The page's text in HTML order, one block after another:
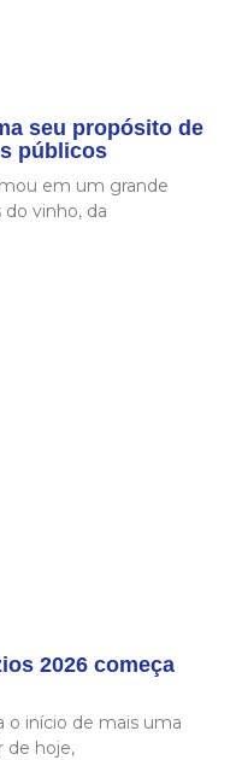
seu propósito de
públicos
em um grande
vinho, da
2026 começa
o início de mais uma
de hoje,